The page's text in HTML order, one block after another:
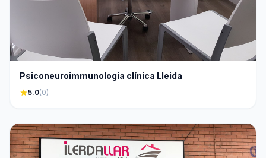
Psiconeuroimmunologia clínica Lleida
star5.0(0)